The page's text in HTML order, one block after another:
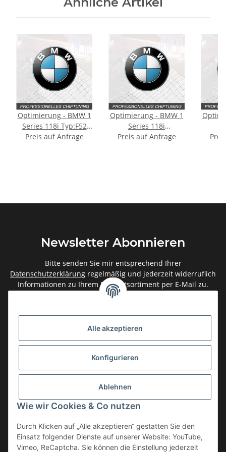
Alle akzeptieren
Konfigurieren
Ablehnen
Wie wir Cookies & Co nutzen
Durch Klicken auf „Alle akzeptieren“ gestatten Sie den
Einsatz folgender Dienste auf unserer Website: YouTube,
Vimeo, ReCaptcha. Sie können die Einstellung jederzeit
Optimierung - BMW 1
Series 118i Typ:F52
136PS
Preis auf Anfrage
Optimierung - BMW 1
Series 118i
Typ:E81/E82/E87/E88
Preis auf Anfrage
Newsletter Abonnieren
Bitte senden Sie mir entsprechend Ihrer
Datenschutzerklärung regelmäßig und jederzeit widerruflich
Informationen zu Ihrem Produktsortiment per E-Mail zu.
Gesetzliche Informationen
Informationen
Service
Vertrag widerrufen